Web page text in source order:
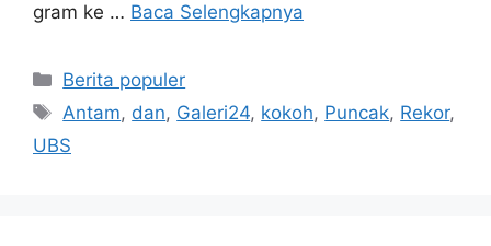
gram ke … Baca Selengkapnya
Kategori
Berita populer
Tag
Antam, dan, Galeri24, kokoh, Puncak, Rekor,
UBS